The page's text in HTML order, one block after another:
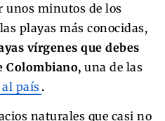
unos minutos de los
playas más conocidas,
vírgenes que debes
Colombiano, una de las
país .
naturales que casi no